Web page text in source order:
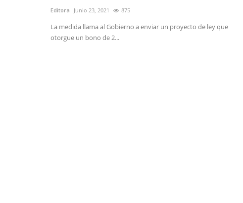
Editora Junio 23, 2021 875
La medida llama al Gobierno a enviar un proyecto de ley que
otorgue un bono de 2...